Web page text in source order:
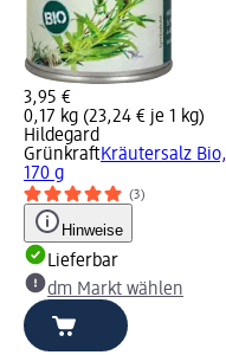
3,95 €
0,17 kg (23,24 € je 1 kg)
Hildegard
GrünkraftKräutersalz Bio,
170 g
(3)
Hinweise
Lieferbar
dm Markt wählen